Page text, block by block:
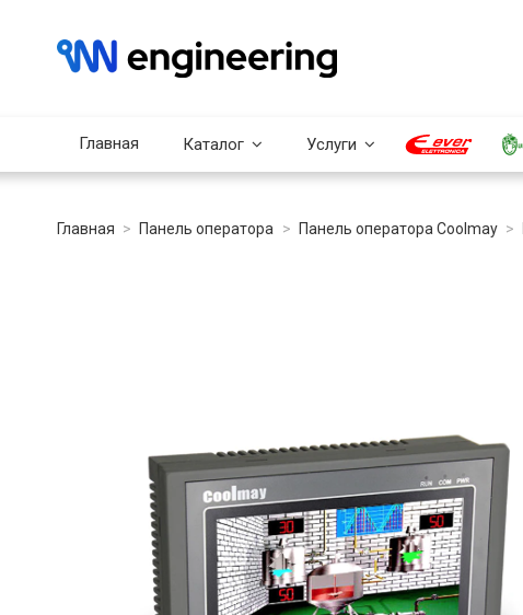
Главная Каталог Услуги
Главная Панель оператора Панель оператора Coolmay